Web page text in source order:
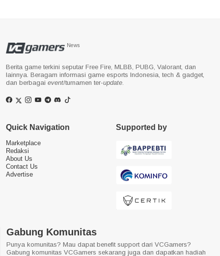
News
Berita game terkini seputar Free Fire, MLBB, PUBG, Valorant, dan
lainnya. Beragam informasi game esports Indonesia, tech & gadget,
dan berbagai event/turnamen ter-update
Quick Navigation
Marketplace
Redaksi
About Us
Contact Us
Advertise
Supported by
Gabung Komunitas
Punya komunitas? Mau dapat benefit support dari VCGamers?
Gabung komunitas VCGamers sekarang juga dan dapatkan hadiah